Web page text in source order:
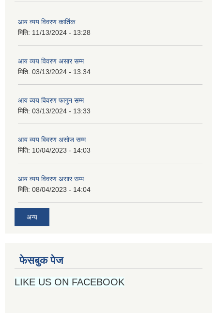
आय व्यय विवरण कार्तिक
मिति: 11/13/2024 - 13:28
आय व्यय विवरण असार सम्म
मिति: 03/13/2024 - 13:34
आय व्यय विवरण फागुन सम्म
मिति: 03/13/2024 - 13:33
आय व्यय विवरण असोज सम्म
मिति: 10/04/2023 - 14:03
आय व्यय विवरण असार सम्म
मिति: 08/04/2023 - 14:04
अन्य
फेसबुक पेज
LIKE US ON FACEBOOK